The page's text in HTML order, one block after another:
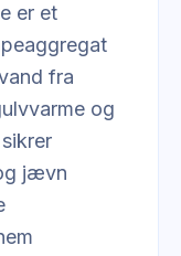
er et
fra
og
jævn